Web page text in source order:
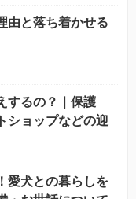
由と落ち着かせる
するの？｜保護
ショップなどの迎
愛犬との暮らしを